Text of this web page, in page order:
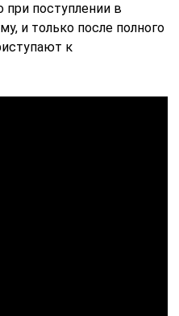
при поступлении в
и только после полного
к